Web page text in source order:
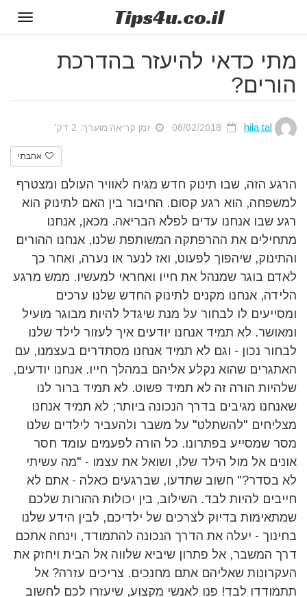
Tips4u.co.il
מתי כדאי להיעזר בהדרכת
הורים?
hila tal זמן קריאה מוערך: 2 דק'
אהבתי
הרגע הזה, שבו תינוק חדש מגיח לאוויר העולם ומצטרף
למשפחה, הוא רגע קסום. החיבור בין האם לתינוק הוא
רגע שבו אנחנו עדים לפלא הבריאה. מכאן, אנחנו
מתחילים את ההרפתקה המשותפת שלנו, אנחנו ההורים
והתינוק, שיהפוך לפעוט, ואז לנער או נערה, ואחר כך
לאדם בוגר שמנהל את חייו ואחראי למעשיו. ממש מרגע
הלידה, אנחנו מקנים לתינוק החדש שלנו ערכים
ומסייעים לו לבחור על מנת שיגדל להיות מבוגר מועיל
ומאושר. לא תמיד אנחנו יודעים איך לעזור לילד שלנו
לבחור נכון - וגם לא תמיד אנחנו מסתדרים בעצמנו, עם
האתגרים שהוא נקלע אליהם במהלך חייו. אנחנו יודעים,
שלהיות הורה זה לא תמיד פשוט. לא תמיד ברור לנו
שאנחנו מגיבים בדרך הנכונה ביותר; לא תמיד אנחנו
מצליחים "להשתלט" על משבר ולהעביר לילדים שלנו
מסר שמסייע בפתרונו. כל הורה לפעמים עומד חסר
אונים אל מול הילד שלו, ושואל את עצמו - "מה עשיתי
לא בסדר?" חשוב שתדעו, שברגעים כאלה - אתם לא
חייבים להיות לבד. השילוב, בין יכולות ההורות שלכם
שמתאימות בדיוק לצרכים של ילדיכם, לבין הידע שלנו
בחינוך - יעלה את הדרך הנכונה להתמודד, וינחה אתכם
דרך המשבר, אל פתרון שיביא שלווה אל הבית ויחזק את
העקרונות שאליהם אתם מחנכים. צריכים עזרה? אל
תתמודדו לבד! פנו לאנשי מקצוע, שיעזרו לכם לחשוב